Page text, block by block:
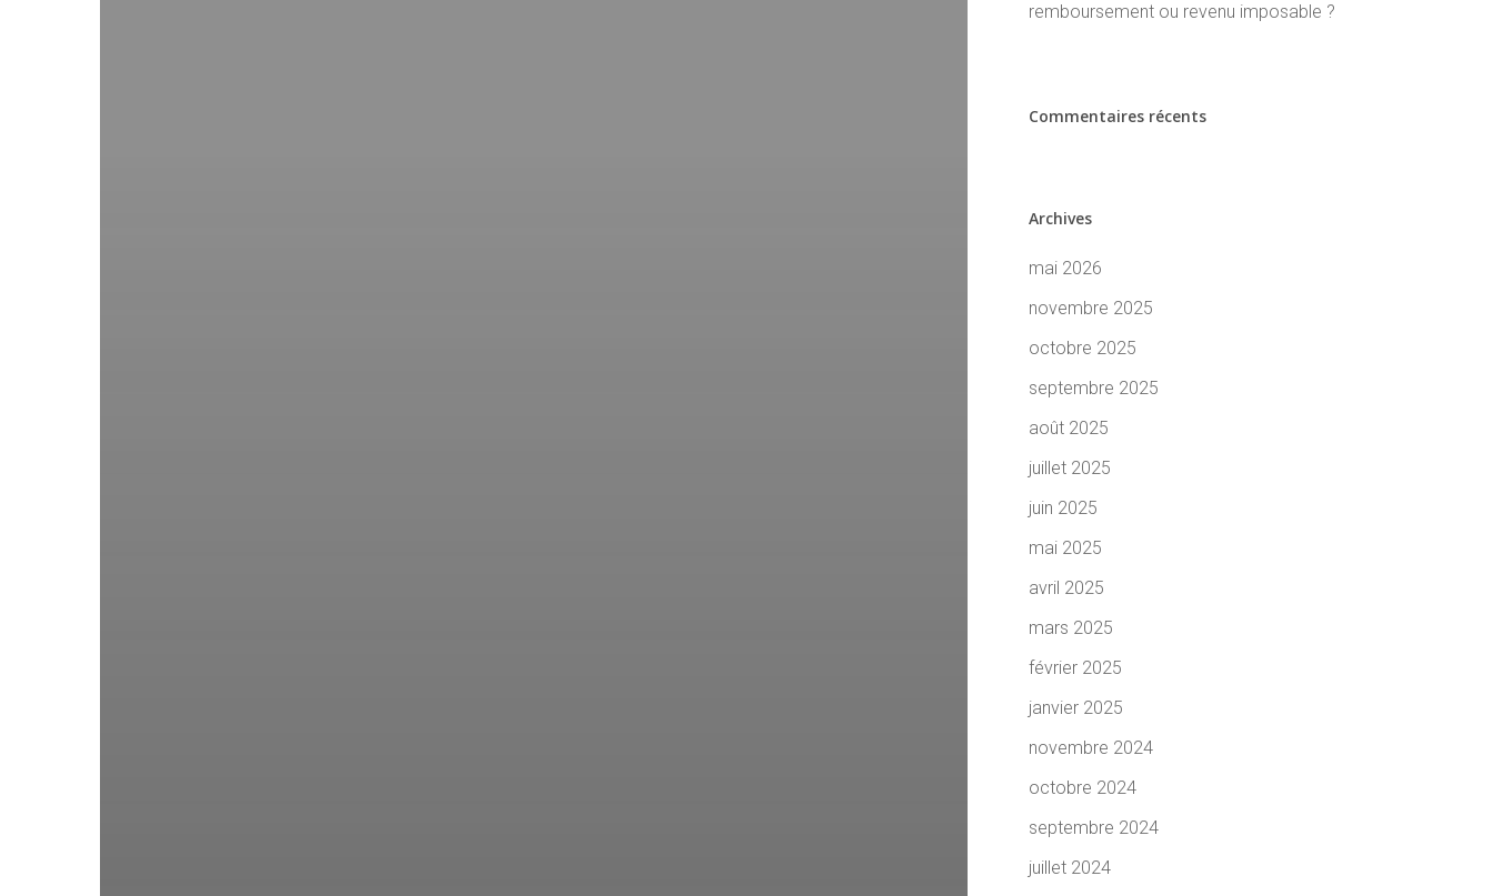
remboursement ou revenu imposable ?
Commentaires récents
Archives
mai 2026
novembre 2025
octobre 2025
septembre 2025
août 2025
juillet 2025
juin 2025
mai 2025
avril 2025
mars 2025
février 2025
janvier 2025
novembre 2024
octobre 2024
septembre 2024
juillet 2024